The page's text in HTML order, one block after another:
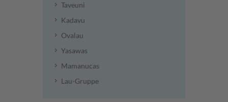
Taveuni
Kadavu
Ovalau
Yasawas
Mamanucas
Lau-Gruppe